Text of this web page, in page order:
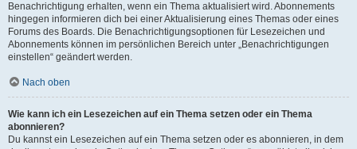
Benachrichtigung erhalten, wenn ein Thema aktualisiert wird. Abonnements
hingegen informieren dich bei einer Aktualisierung eines Themas oder eines
Forums des Boards. Die Benachrichtigungsoptionen für Lesezeichen und
Abonnements können im persönlichen Bereich unter „Benachrichtigungen
einstellen“ geändert werden.
Nach oben
Wie kann ich ein Lesezeichen auf ein Thema setzen oder ein Thema
abonnieren?
Du kannst ein Lesezeichen auf ein Thema setzen oder es abonnieren, in dem